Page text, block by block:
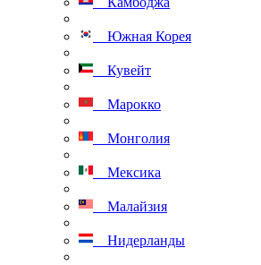
Южная Корея
Кувейт
Марокко
Монголия
Мексика
Малайзия
Нидерланды